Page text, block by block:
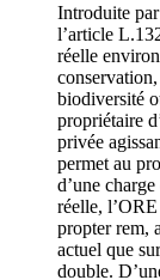
Introduite
l’article
réelle
biodiversité
propriétaire
privée
permet au
d’une
réelle,
propter rem,
actuel que
double.